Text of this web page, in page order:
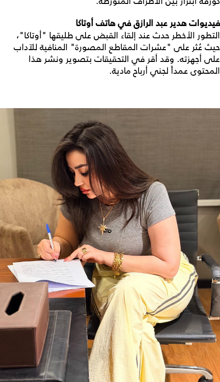
فيديوات هدير عبد الرازق في هاتف أوتاكا
التطور الأخطر حدث عند إلقاء القبض على طليقها "أوتاكا"،
حيث عُثر على "عشرات المقاطع المصورة" المنافية للآداب
على أجهزته. وقد أقر في التحقيقات بتصوير ونشر هذا
المحتوى عمداً لجني أرباح مادية.